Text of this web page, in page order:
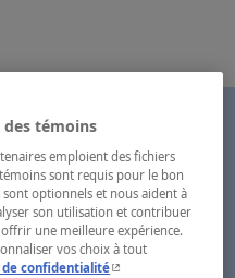
des témoins
emploient des fichiers
sont requis pour le bon
optionnels et nous aident à
son utilisation et contribuer
une meilleure expérience.
vos choix à tout
confidentialité- Cet hyperlien